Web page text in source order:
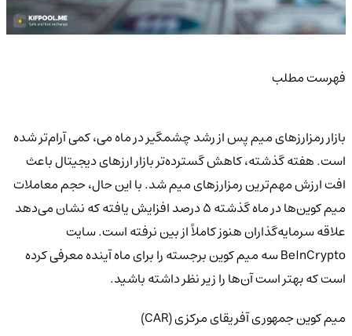
فهرست مطلب
بازار رمزارزهای میم پس از رشد چشمگیر در ماه می، کمی آرام‌تر شده
است. هفته گذشته، کاهش گسترده‌تر بازار ارزهای دیجیتال باعث
افت ارزش مهم‌ترین رمزارزهای میم شد. با این حال، حجم معاملات
میم کوین‌ها در ماه گذشته ۵ درصد افزایش یافته که نشان می‌دهد
علاقه سرمایه‌گذاران هنوز کاملاً از بین نرفته است. سایت
BeInCrypto سه میم کوین برجسته را برای ماه آینده معرفی کرده
است که بهتر است آن‌ها را زیر نظر داشته باشید.
میم کوین جمهوری آفریقای مرکزی (CAR)